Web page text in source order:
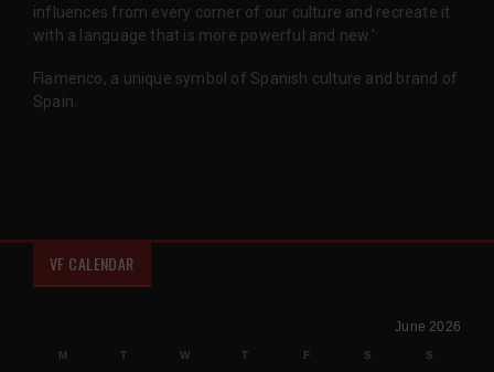
influences from every corner of our culture and recreate it
with a language that is more powerful and new.'
Flamenco, a unique symbol of Spanish culture and brand of
Spain.
VF CALENDAR
June 2026
M T W T F S S